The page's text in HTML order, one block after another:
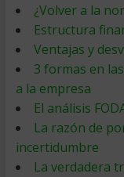
¿Volver a la
Estructura
Ventajas y
3 formas en
a la empresa
El análisis
La razón de
incertidumbre
La verdadera